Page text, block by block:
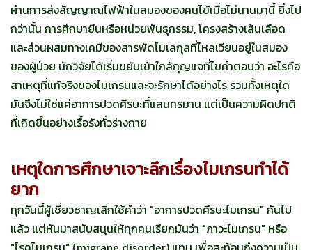
ผ่านการส่งสัญญาณไฟฟ้าในสมองของคนไข้เมื่อไม่นานมานี้ ยิ่งไป
กว่านั้น การศึกษายีนหรือหน่วยพันธุกรรม, โครงสร้างเส้นเลือด
และส่วนผสมทางเคมีของสารพัดโมเลกุลที่ไหลเวียนอยู่ในสมอง
ของผู้ป่วย นักวิจัยได้เริ่มขยับเข้าใกล้กุญแจที่ไขคำตอบว่า อะไรคือ
สาเหตุที่แท้จริงของไมเกรนและจะรักษาได้อย่างไร รวมทั้งเหตุใด
มันจึงไม่ใช่แค่อาการปวดศีรษะที่แสนทรมาน แต่เป็นความผิดปกติ
ที่เกิดขึ้นอย่างเรื้อรังทั่วร่างกาย
เหตุใดการศึกษาเจาะลึกเรื่องไมเกรนทำได้
ยาก
ทุกวันนี้ผู้เชี่ยวชาญเลิกใช้คำว่า "อาการปวดศีรษะไมเกรน" กันไป
แล้ว แต่หันมาสนับสนุนให้ทุกคนเรียกมันว่า "ภาวะไมเกรน" หรือ